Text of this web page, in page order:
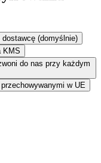
dostawcę (domyślnie)
KMS
do nas przy każdym
w UE